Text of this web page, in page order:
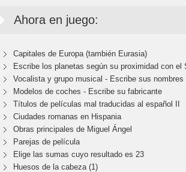
Ahora en juego:
Capitales de Europa (también Eurasia)
Escribe los planetas según su proximidad con el
Vocalista y grupo musical - Escribe sus nombres
Modelos de coches - Escribe su fabricante
Títulos de películas mal traducidas al español II
Ciudades romanas en Hispania
Obras principales de Miguel Ángel
Parejas de película
Elige las sumas cuyo resultado es 23
Huesos de la cabeza (1)